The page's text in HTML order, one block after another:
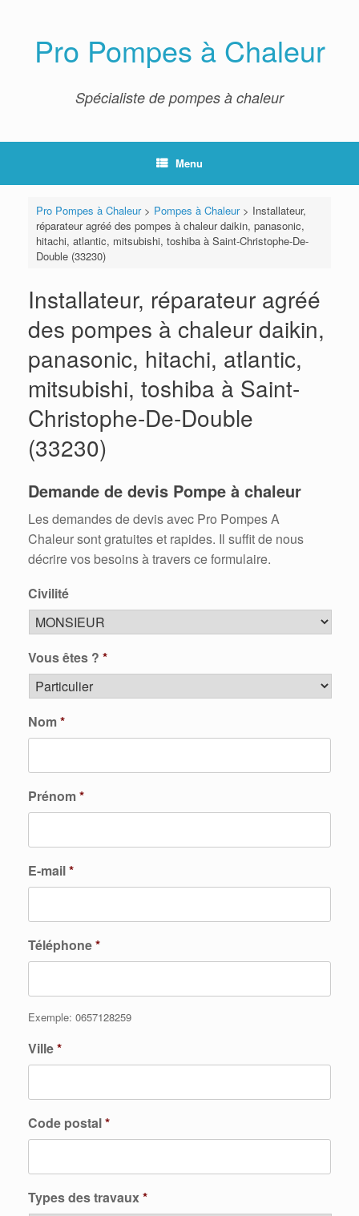
Pro Pompes à Chaleur
Spécialiste de pompes à chaleur
Menu
Pro Pompes à Chaleur> Pompes à Chaleur> Installateur,
réparateur agréé des pompes à chaleur daikin, panasonic,
hitachi, atlantic, mitsubishi, toshiba à Saint-Christophe-De-
Double (33230)
Installateur, réparateur agréé
des pompes à chaleur daikin,
panasonic, hitachi, atlantic,
mitsubishi, toshiba à Saint-
Christophe-De-Double
(33230)
Demande de devis Pompe à chaleur
Les demandes de devis avec Pro Pompes A
Chaleur sont gratuites et rapides. Il suffit de nous
décrire vos besoins à travers ce formulaire.
Civilité
Vous êtes ? *
Nom*
Prénom*
E-mail*
Téléphone*
Exemple: 0657128259
Ville*
Code postal*
Types des travaux*